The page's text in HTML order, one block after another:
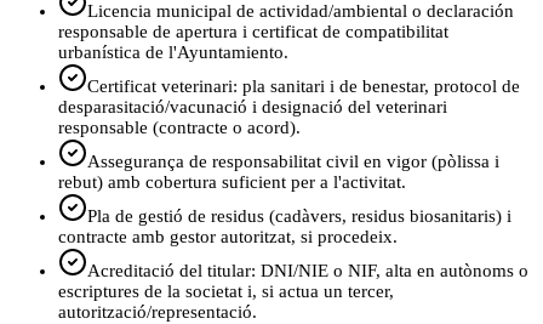
Licencia municipal de actividad/ambiental o declaración
responsable de apertura i certificat de compatibilitat
urbanística de l'Ayuntamiento.
Certificat veterinari: pla sanitari i de benestar, protocol de
desparasitació/vacunació i designació del veterinari
responsable (contracte o acord).
Assegurança de responsabilitat civil en vigor (pòlissa i
rebut) amb cobertura suficient per a l'activitat.
Pla de gestió de residus (cadàvers, residus biosanitaris) i
contracte amb gestor autoritzat, si procedeix.
Acreditació del titular: DNI/NIE o NIF, alta en autònoms o
escriptures de la societat i, si actua un tercer,
autorització/representació.